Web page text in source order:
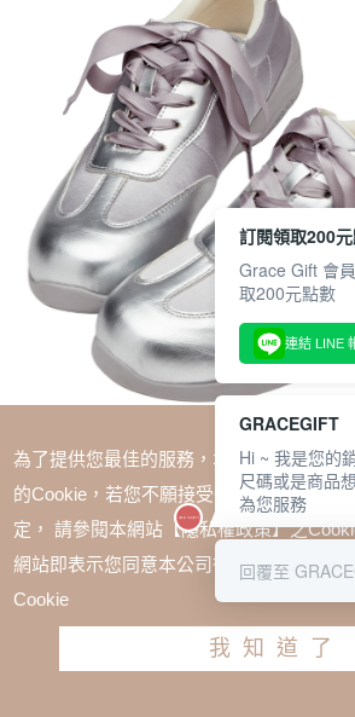
超級好穿緞帶機能芭蕾鞋 銀
TWD $1580
為了提供您最佳的服務，本網站會在您的
的Cookie，若您不願接受Cookie時應如何
定， 請參閱本網站【隱私權政策】之
網站即表示您同意本公司得按本網站使用
Cookie
我知道了
訂閱領取200
Grace Gift 會
取200元點數
連結 LINE
GRACEGIFT
Hi ~ 我是您的
尺碼或是商品
為您服務
回覆至